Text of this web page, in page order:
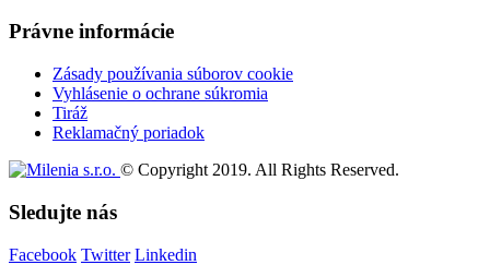
Právne informácie
Zásady používania súborov cookie
Vyhlásenie o ochrane súkromia
Tiráž
Reklamačný poriadok
© Copyright 2019. All Rights Reserved.
Sledujte nás
Facebook Twitter Linkedin